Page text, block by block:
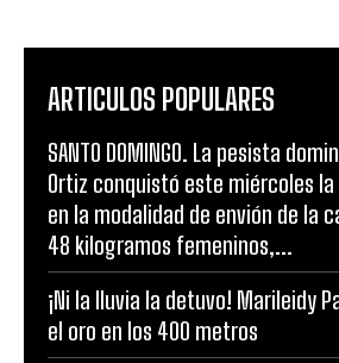
ARTICULOS POPULARES
SANTO DOMINGO. La pesista
Ortiz conquistó este miércoles
en la modalidad de envión de la
48 kilogramos femeninos,...
¡Ni la lluvia la detuvo! Marileidy
el oro en los 400 metros